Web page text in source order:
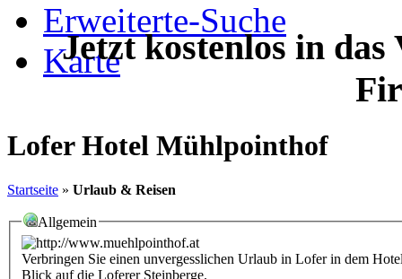
Erweiterte-Suche
Karte
Jetzt kostenlos in
Lofer Hotel Mühlpointhof
Startseite » Urlaub & Reisen
Allgemein
Verbringen Sie einen unvergesslichen Urlaub in Lofer in dem
Blick auf die Loferer Steinberge.